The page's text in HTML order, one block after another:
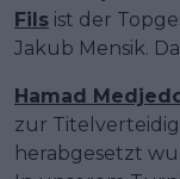
Fils ist der
Jakub Mensik.
Hamad
zur
herabgesetzt